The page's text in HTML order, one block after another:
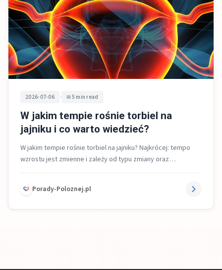
2026-07-06 • 5 min read
W jakim tempie rośnie torbiel na
jajniku i co warto wiedzieć?
W jakim tempie rośnie torbiel na jajniku? Najkrócej: tempo
wzrostu jest zmienne i zależy od typu zmiany oraz
Porady-Poloznej.pl